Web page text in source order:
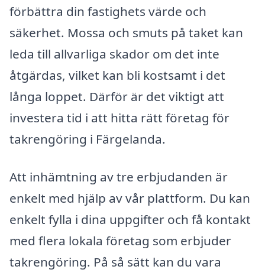
förbättra din fastighets värde och
säkerhet. Mossa och smuts på taket kan
leda till allvarliga skador om det inte
åtgärdas, vilket kan bli kostsamt i det
långa loppet. Därför är det viktigt att
investera tid i att hitta rätt företag för
takrengöring i Färgelanda.
Att inhämtning av tre erbjudanden är
enkelt med hjälp av vår plattform. Du kan
enkelt fylla i dina uppgifter och få kontakt
med flera lokala företag som erbjuder
takrengöring. På så sätt kan du vara